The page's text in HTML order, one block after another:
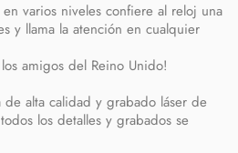
varios niveles confiere al reloj una
y llama la atención en cualquier
amigos del Reino Unido!
alta calidad y grabado láser de
los detalles y grabados se